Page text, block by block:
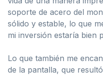
soporte de acero del
sólido y estable, lo que
mi inversión estaría bien
Lo que también me
de la pantalla, que